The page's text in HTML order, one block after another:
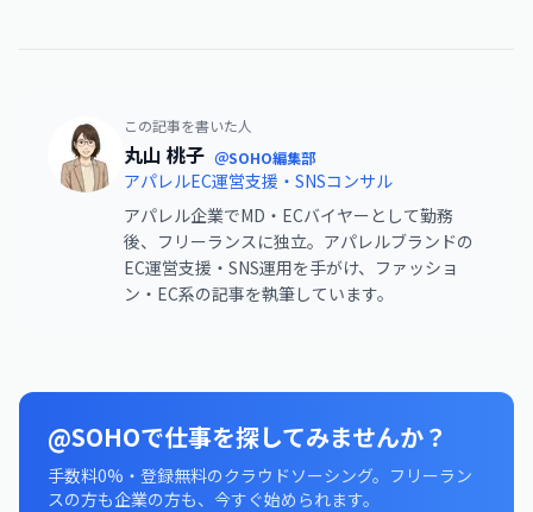
この記事を書いた人
丸山 桃子 ＠SOHO編集部
アパレルEC運営支援・SNSコンサル
アパレル企業でMD・ECバイヤーとして勤務
後、フリーランスに独立。アパレルブランドの
EC運営支援・SNS運用を手がけ、ファッショ
ン・EC系の記事を執筆しています。
@SOHOで仕事を探してみませんか？
手数料0%・登録無料のクラウドソーシング。フリーラン
スの方も企業の方も、今すぐ始められます。